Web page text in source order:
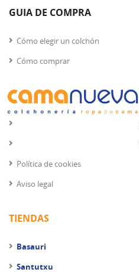
GUIA DE COMPRA
Cómo elegir un colchón
Cómo comprar
Política de cookies
Aviso legal
TIENDAS
Basauri
Santutxu